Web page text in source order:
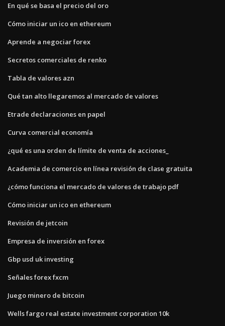
En qué se basa el precio del oro
Cómo iniciar un ico en ethereum
Aprende a negociar forex
Secretos comerciales de renko
Tabla de valores azn
Qué tan alto llegaremos al mercado de valores
Etrade declaraciones en papel
Curva comercial economía
¿qué es una orden de límite de venta de acciones_
Academia de comercio en línea revisión de clase gratuita
¿cómo funciona el mercado de valores de trabajo pdf
Cómo iniciar un ico en ethereum
Revisión de jetcoin
Empresa de inversión en forex
Gbp usd uk investing
Señales forex fxcm
Juego minero de bitcoin
Wells fargo real estate investment corporation 10k